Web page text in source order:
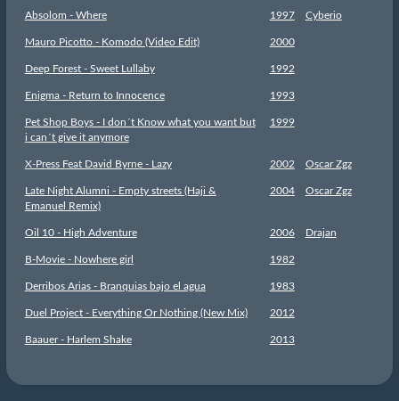
Absolom - Where 1997 Cyberio
Mauro Picotto - Komodo (Video Edit) 2000
Deep Forest - Sweet Lullaby 1992
Enigma - Return to Innocence 1993
Pet Shop Boys - I don´t Know what you want but
i can´t give it anymore
1999
X-Press Feat David Byrne - Lazy 2002 Oscar Zgz
Late Night Alumni - Empty streets (Haji &
Emanuel Remix)
2004 Oscar Zgz
Oil 10 - High Adventure 2006 Drajan
B-Movie - Nowhere girl 1982
Derribos Arias - Branquias bajo el agua 1983
Duel Project - Everything Or Nothing (New Mix) 2012
Baauer - Harlem Shake 2013